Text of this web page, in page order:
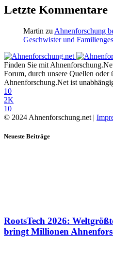
Letzte Kommentare
Martin zu Ahnenforschung
Geschwister und
Finden Sie mit
Forum, durch unsere Quellen oder
Ahnenforschung.Net ist
10
2K
10
© 2024 Ahnenforschung.net |
Neueste Beiträge
RootsTech 2026:
bringt Millionen